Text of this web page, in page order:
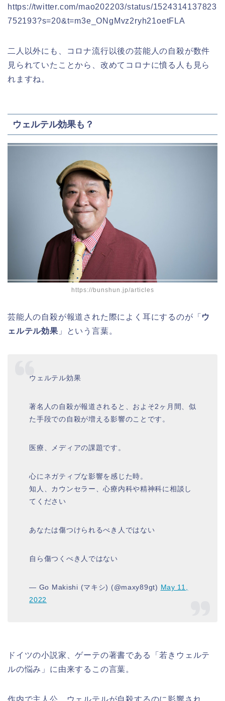
https://twitter.com/mao202203/status/1524314137823
752193?s=20&t=m3e_ONgMvz2ryh21oetFLA
二人以外にも、コロナ流行以後の芸能人の自殺が数件
見られていたことから、改めてコロナに憤る人も見ら
れますね。
ウェルテル効果も？
https://bunshun.jp/articles
芸能人の自殺が報道された際によく耳にするのが「 ウ
ェルテル効果 」という言葉。
ウェルテル効果
著名人の自殺が報道されると、およそ2ヶ月間、似
た手段での自殺が増える影響のことです。
医療、メディアの課題です。
心にネガティブな影響を感じた時。
知人、カウンセラー、心療内科や精神科に相談し
てください
あなたは傷つけられるべき人ではない
自ら傷つくべき人ではない
— Go Makishi (マキシ) (@maxy89gt) May 11,
2022
ドイツの小説家、ゲーテの著書である「若きウェルテ
ルの悩み」に由来するこの言葉。
作内で主人公、ウェルテルが自殺するのに影響され、